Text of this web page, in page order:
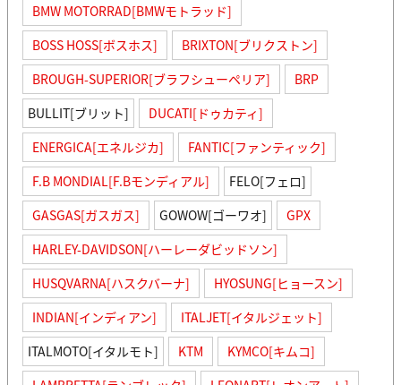
BMW MOTORRAD[BMWモトラッド]
BOSS HOSS[ボスホス]
BRIXTON[ブリクストン]
BROUGH-SUPERIOR[ブラフシューペリア]
BRP
BULLIT[ブリット]
DUCATI[ドゥカティ]
ENERGICA[エネルジカ]
FANTIC[ファンティック]
F.B MONDIAL[F.Bモンディアル]
FELO[フェロ]
GASGAS[ガスガス]
GOWOW[ゴーワオ]
GPX
HARLEY-DAVIDSON[ハーレーダビッドソン]
HUSQVARNA[ハスクバーナ]
HYOSUNG[ヒョースン]
INDIAN[インディアン]
ITALJET[イタルジェット]
ITALMOTO[イタルモト]
KTM
KYMCO[キムコ]